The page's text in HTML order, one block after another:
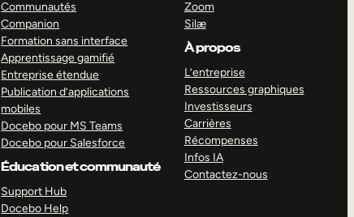
Communautés
Companion
Formation sans interface
Apprentissage gamifié
Entreprise étendue
Publication d’applications
mobiles
Docebo pour MS Teams
Docebo pour Salesforce
Éducation et communauté
Support Hub
Docebo Help
Zoom
Silæ
À propos
L’entreprise
Ressources graphiques
Investisseurs
Carrières
Récompenses
Infos IA
Contactez-nous